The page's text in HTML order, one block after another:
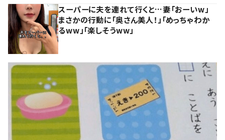
スーパーに夫を連れて行くと…妻「おーいw」
まさかの行動に「奥さん美人！」「めっちゃわか
るww」「楽しそうww」